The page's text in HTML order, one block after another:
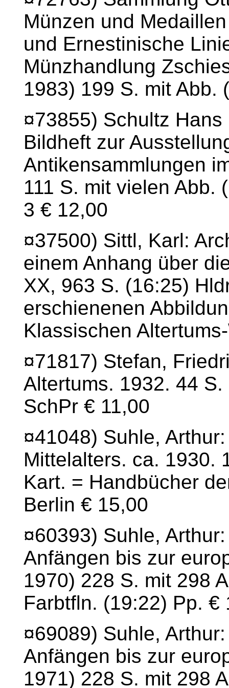
Münzen und
und Ernestinische
Münzhandlung
1983) 199 S. mit Abb.
¤73855) Schultz
Bildheft zur
Antikensammlungen
111 S. mit vielen Abb.
3 € 12,00
¤37500) Sittl, Karl:
einem Anhang über
XX, 963 S. (16:25)
erschienenen
Klassischen
¤71817) Stefan,
Altertums. 1932. 44
SchPr € 11,00
¤41048) Suhle,
Mittelalters. ca. 1930.
Kart. = Handbücher
Berlin € 15,00
¤60393) Suhle,
Anfängen bis zur
1970) 228 S. mit 298
Farbtfln. (19:22) Pp. €
¤69089) Suhle,
Anfängen bis zur
1971) 228 S. mit 298